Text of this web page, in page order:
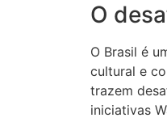
O
O Brasil é
cultural e
trazem
iniciativas